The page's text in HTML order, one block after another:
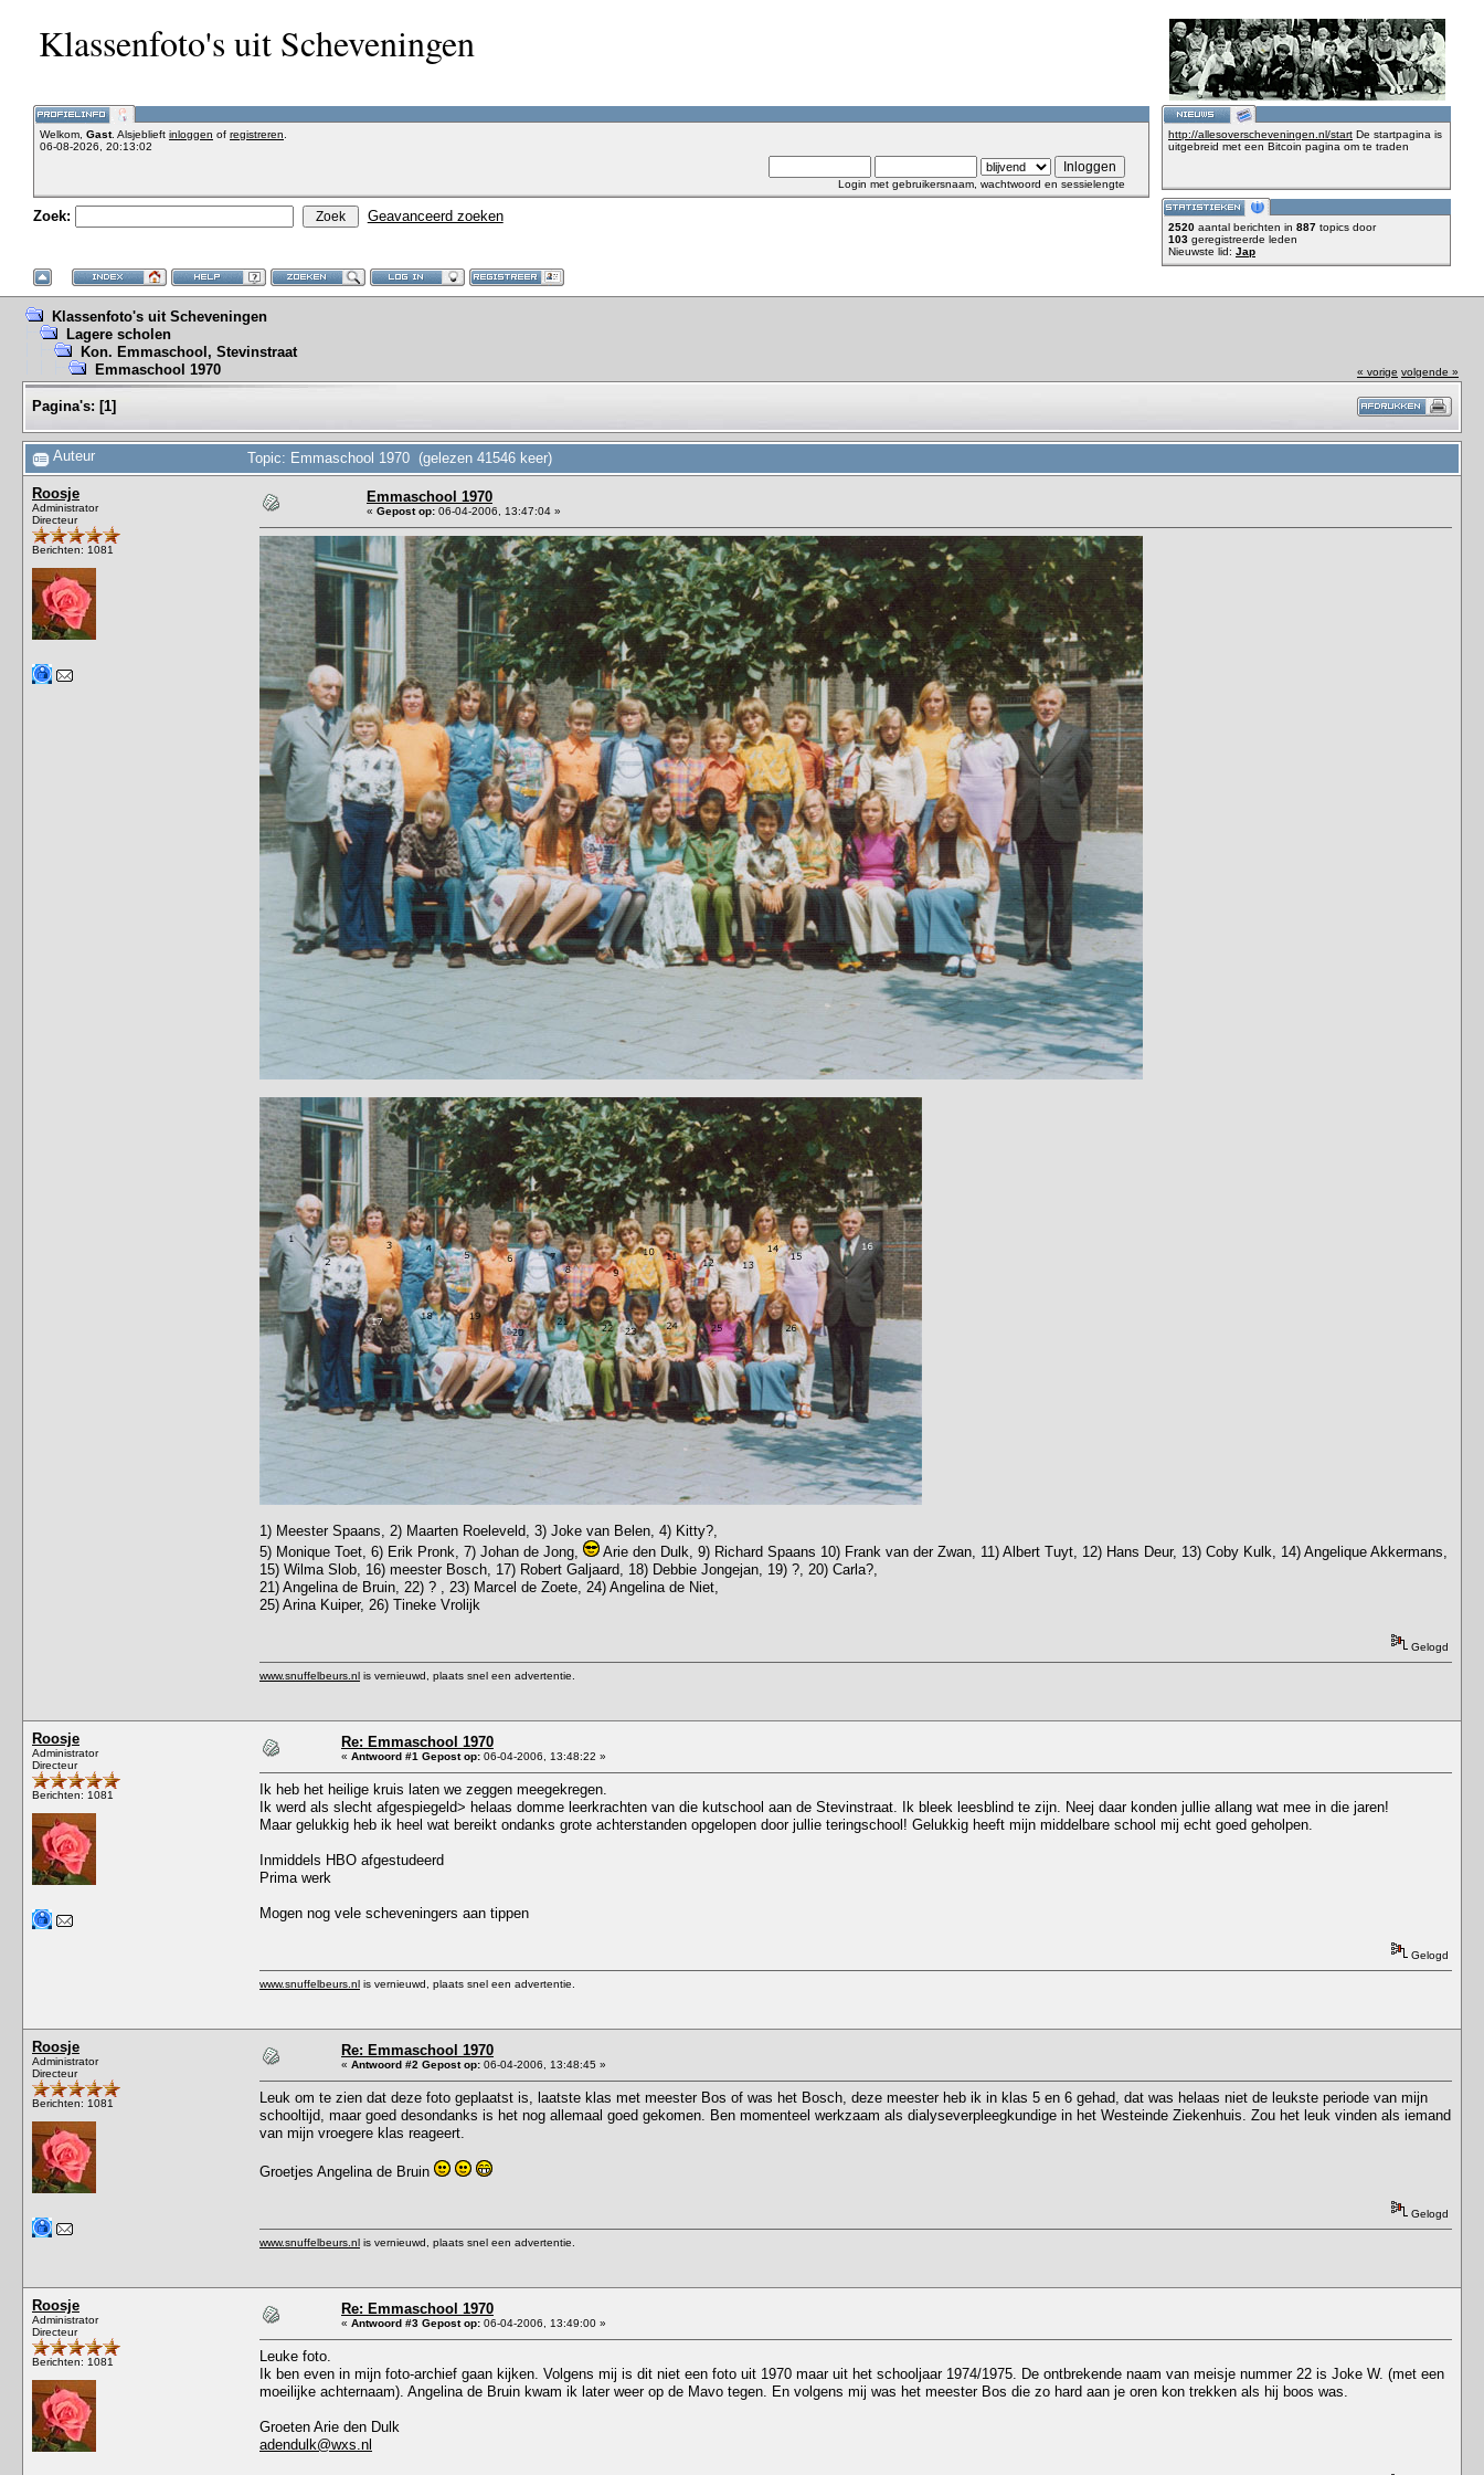
Klassenfoto's uit Scheveningen
Welkom, Gast. Alsjeblieft inloggen of registreren
06-08-2026, 20:13:02
Login met gebruikersnaam, wachtwoord en sessielengte
Zoek: Geavanceerd zoeken
http://allesoverscheveningen.nl/start De startpagina is
uitgebreid met een Bitcoin pagina om te traden
2520 aantal berichten in 887 topics door
103 geregistreerde leden
Nieuwste lid: Jap
Klassenfoto's uit Scheveningen
Lagere scholen
Kon. Emmaschool, Stevinstraat
Emmaschool 1970
« vorige volgende »
Pagina's: [1]
Auteur Topic: Emmaschool 1970 (gelezen 41546 keer)
Roosje
Administrator
Directeur
Berichten: 1081
Emmaschool 1970
« Gepost op: 06-04-2006, 13:47:04 »
1) Meester Spaans, 2) Maarten Roeleveld, 3) Joke van Belen, 4) Kitty?,
5) Monique Toet, 6) Erik Pronk, 7) Johan de Jong,
Arie den Dulk, 9) Richard Spaans 10) Frank van der Zwan, 11) Albert Tuyt, 12) Hans Deur, 13) Coby Kulk, 14) Angelique Akkermans,
15) Wilma Slob, 16) meester Bosch, 17) Robert Galjaard, 18) Debbie Jongejan, 19) ?, 20) Carla?,
21) Angelina de Bruin, 22) ? , 23) Marcel de Zoete, 24) Angelina de Niet,
25) Arina Kuiper, 26) Tineke Vrolijk
Gelogd
www.snuffelbeurs.nl is vernieuwd, plaats snel een advertentie.
Roosje
Administrator
Directeur
Berichten: 1081
Re: Emmaschool 1970
« Antwoord #1 Gepost op: 06-04-2006, 13:48:22 »
Ik heb het heilige kruis laten we zeggen meegekregen.
Ik werd als slecht afgespiegeld> helaas domme leerkrachten van die kutschool aan de Stevinstraat. Ik bleek leesblind te zijn. Neej daar konden jullie allang wat mee in die jaren!
Maar gelukkig heb ik heel wat bereikt ondanks grote achterstanden opgelopen door jullie teringschool! Gelukkig heeft mijn middelbare school mij echt goed geholpen.
Inmiddels HBO afgestudeerd
Prima werk
Mogen nog vele scheveningers aan tippen
Gelogd
www.snuffelbeurs.nl is vernieuwd, plaats snel een advertentie.
Roosje
Administrator
Directeur
Berichten: 1081
Re: Emmaschool 1970
« Antwoord #2 Gepost op: 06-04-2006, 13:48:45 »
Leuk om te zien dat deze foto geplaatst is, laatste klas met meester Bos of was het Bosch, deze meester heb ik in klas 5 en 6 gehad, dat was helaas niet de leukste periode van mijn
schooltijd, maar goed desondanks is het nog allemaal goed gekomen. Ben momenteel werkzaam als dialyseverpleegkundige in het Westeinde Ziekenhuis. Zou het leuk vinden als iemand
van mijn vroegere klas reageert.
Groetjes Angelina de Bruin
Gelogd
www.snuffelbeurs.nl is vernieuwd, plaats snel een advertentie.
Roosje
Administrator
Directeur
Berichten: 1081
Re: Emmaschool 1970
« Antwoord #3 Gepost op: 06-04-2006, 13:49:00 »
Leuke foto.
Ik ben even in mijn foto-archief gaan kijken. Volgens mij is dit niet een foto uit 1970 maar uit het schooljaar 1974/1975. De ontbrekende naam van meisje nummer 22 is Joke W. (met een
moeilijke achternaam). Angelina de Bruin kwam ik later weer op de Mavo tegen. En volgens mij was het meester Bos die zo hard aan je oren kon trekken als hij boos was.
Groeten Arie den Dulk
adendulk@wxs.nl